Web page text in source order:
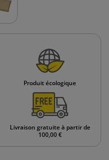
Produit écologique
Livraison gratuite à partir de
100,00 €